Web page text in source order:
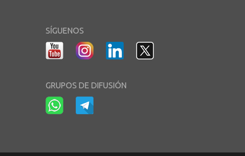
SÍGUENOS
GRUPOS DE DIFUSIÓN